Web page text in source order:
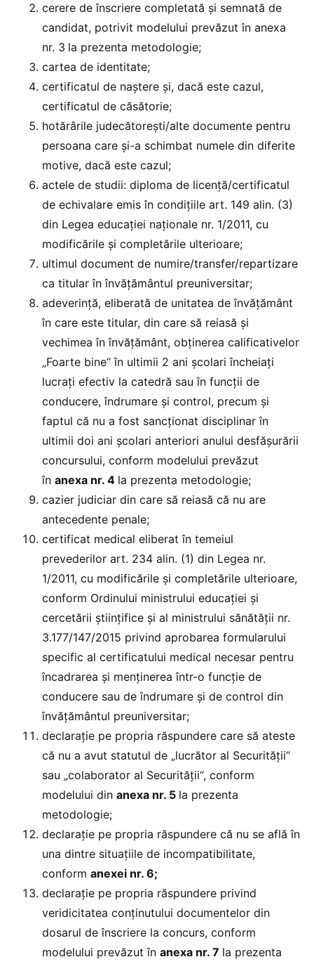
cerere de înscriere completată și semnată de
candidat, potrivit modelului prevăzut în anexa
nr. 3 la prezenta metodologie;
cartea de identitate;
certificatul de naștere și, dacă este cazul,
certificatul de căsătorie;
hotărârile judecătorești/alte documente pentru
persoana care și-a schimbat numele din diferite
motive, dacă este cazul;
actele de studii: diploma de licență/certificatul
de echivalare emis în condițiile art. 149 alin. (3)
din Legea educației naționale nr. 1/2011, cu
modificările și completările ulterioare;
ultimul document de numire/transfer/repartizare
ca titular în învățământul preuniversitar;
adeverință, eliberată de unitatea de învățământ
în care este titular, din care să reiasă și
vechimea în învățământ, obținerea calificativelor
„Foarte bine“ în ultimii 2 ani școlari încheiați
lucrați efectiv la catedră sau în funcții de
conducere, îndrumare și control, precum și
faptul că nu a fost sancționat disciplinar în
ultimii doi ani școlari anteriori anului desfășurării
concursului, conform modelului prevăzut
în anexa nr. 4 la prezenta metodologie;
cazier judiciar din care să reiasă că nu are
antecedente penale;
certificat medical eliberat în temeiul
prevederilor art. 234 alin. (1) din Legea nr.
1/2011, cu modificările și completările ulterioare,
conform Ordinului ministrului educației și
cercetării științifice și al ministrului sănătății nr.
3.177/147/2015 privind aprobarea formularului
specific al certificatului medical necesar pentru
încadrarea și menținerea într-o funcție de
conducere sau de îndrumare și de control din
învățământul preuniversitar;
declarație pe propria răspundere care să ateste
că nu a avut statutul de „lucrător al Securității“
sau „colaborator al Securității“, conform
modelului din anexa nr. 5 la prezenta
metodologie;
declarație pe propria răspundere că nu se află în
una dintre situațiile de incompatibilitate,
conform anexei nr. 6;
declarație pe propria răspundere privind
veridicitatea conținutului documentelor din
dosarul de înscriere la concurs, conform
modelului prevăzut în anexa nr. 7 la prezenta